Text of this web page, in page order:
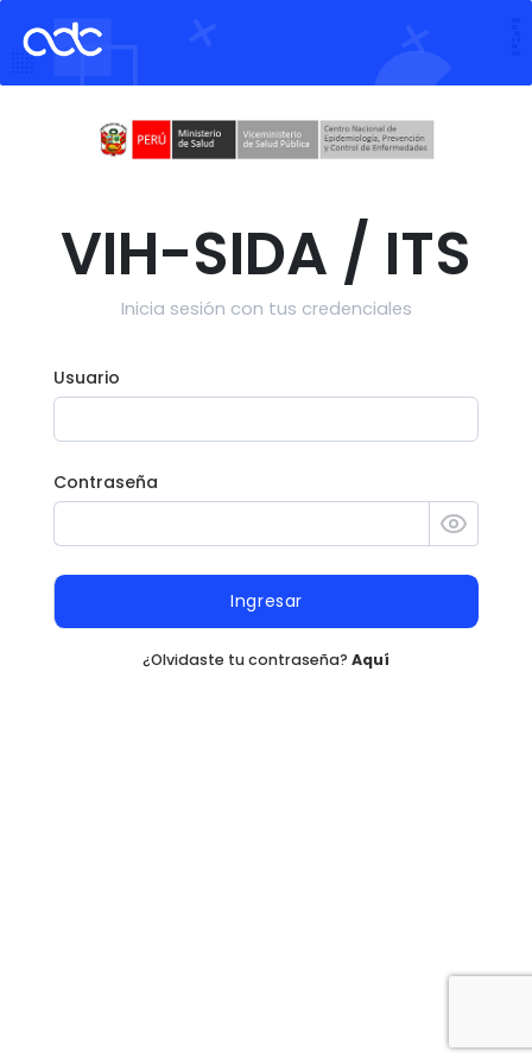
VIH-SIDA / ITS
Inicia sesión con tus credenciales
Usuario
Contraseña
Ingresar
¿Olvidaste tu contraseña? Aquí